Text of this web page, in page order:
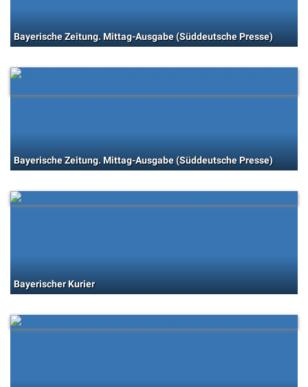
Bayerische Zeitung. Mittag-Ausgabe (Süddeutsche Presse)
Bayerische Zeitung. Mittag-Ausgabe (Süddeutsche Presse)
Bayerischer Kurier